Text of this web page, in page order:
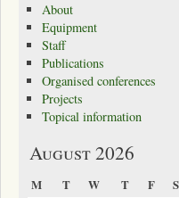
About
Equipment
Staff
Publications
Organised conferences
Projects
Topical information
August 2026
M T W T F S